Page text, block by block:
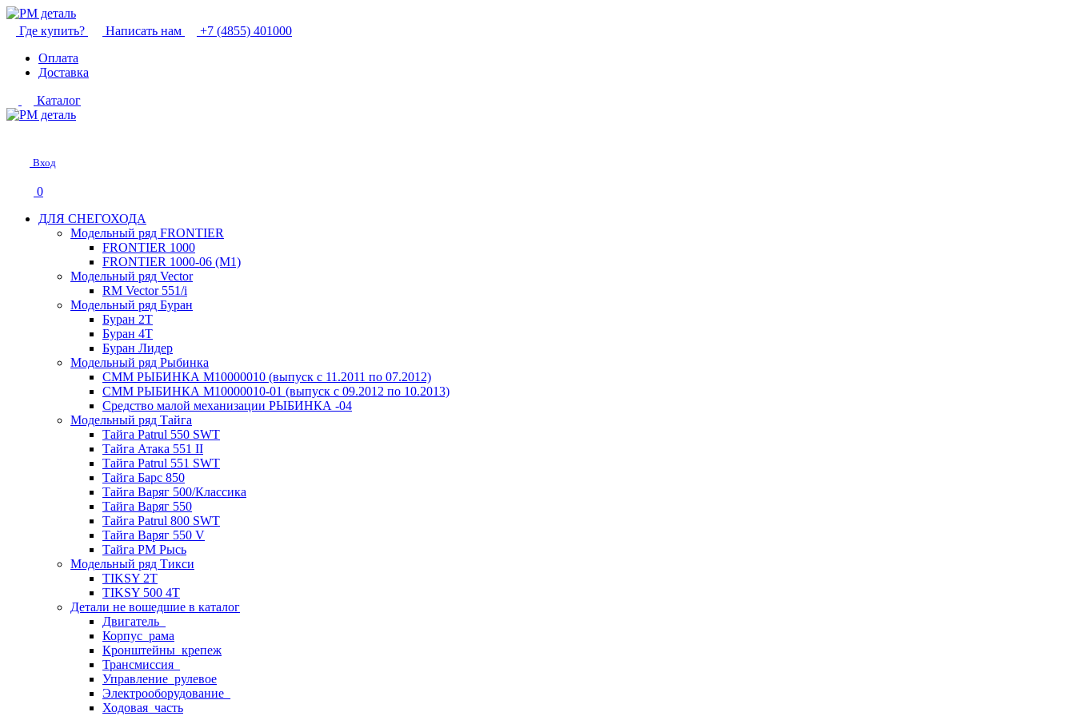
Где купить? Написать нам
+7 (4855) 401000
Оплата
Доставка
Каталог
Вход
0
ДЛЯ СНЕГОХОДА
Модельный ряд FRONTIER
FRONTIER 1000
FRONTIER 1000-06 (М1)
Модельный ряд Vector
RM Vector 551/i
Модельный ряд Буран
Буран 2Т
Буран 4Т
Буран Лидер
Модельный ряд Рыбинка
СММ РЫБИНКА M10000010 (выпуск с 11.2011 по 07.2012)
СММ РЫБИНКА M10000010-01 (выпуск с 09.2012 по 10.2013)
Средство малой механизации РЫБИНКА -04
Модельный ряд Тайга
Тайга Patrul 550 SWT
Тайга Атака 551 II
Тайга Patrul 551 SWT
Тайга Барс 850
Тайга Варяг 500/Классика
Тайга Варяг 550
Тайга Patrul 800 SWT
Тайга Варяг 550 V
Тайга РМ Рысь
Модельный ряд Тикси
TIKSY 2T
TIKSY 500 4T
Детали не вошедшие в каталог
Двигатель_
Корпус_рама
Кронштейны_крепеж
Трансмиссия_
Управление_рулевое
Электрооборудование_
Ходовая_часть